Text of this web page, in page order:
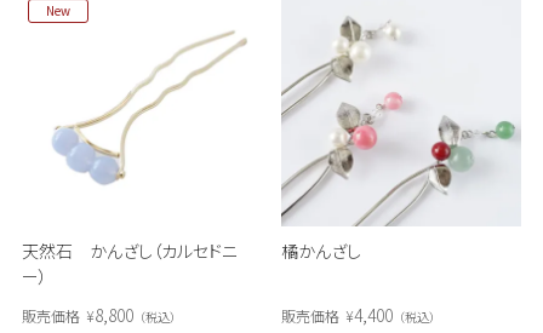
天然石 かんざし（カルセドニ
ー）
New
販売価格 ¥8,800 税込
橘かんざし
販売価格 ¥4,400 税込